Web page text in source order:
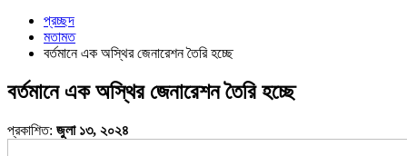
প্রচ্ছদ
মতামত
বর্তমানে এক অস্থির জেনারেশন তৈরি হচ্ছে
বর্তমানে এক অস্থির জেনারেশন তৈরি হচ্ছে
প্রকাশিত: জুলা ১৩, ২০২৪